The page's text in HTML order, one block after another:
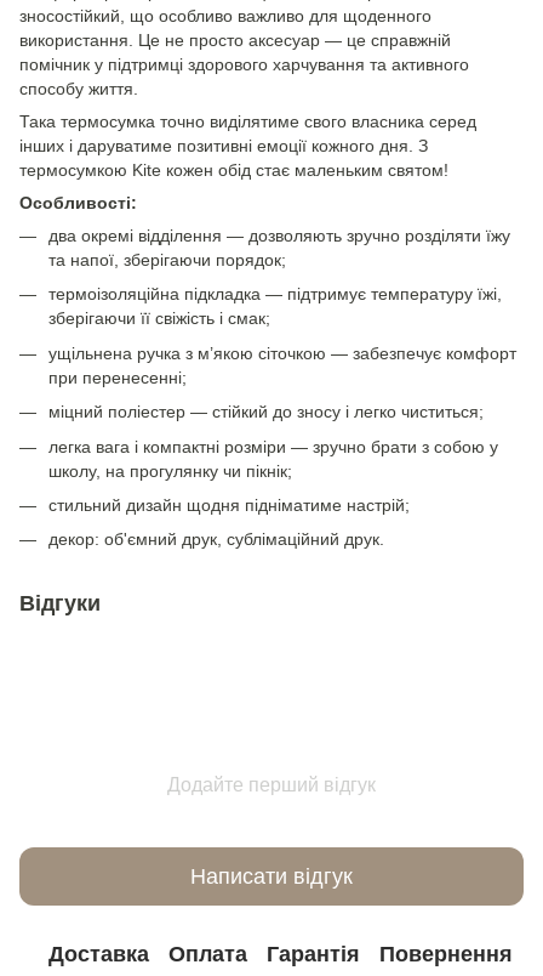
зносостійкий, що особливо важливо для щоденного
використання. Це не просто аксесуар — це справжній
помічник у підтримці здорового харчування та активного
способу життя.
Така термосумка точно виділятиме свого власника серед
інших і даруватиме позитивні емоції кожного дня. З
термосумкою Kite кожен обід стає маленьким святом!
Особливості:
два окремі відділення — дозволяють зручно розділяти їжу
та напої, зберігаючи порядок;
термоізоляційна підкладка — підтримує температуру їжі,
зберігаючи її свіжість і смак;
ущільнена ручка з м’якою сіточкою — забезпечує комфорт
при перенесенні;
міцний поліестер — стійкий до зносу і легко чиститься;
легка вага і компактні розміри — зручно брати з собою у
школу, на прогулянку чи пікнік;
стильний дизайн щодня підніматиме настрій;
декор: об'ємний друк, сублімаційний друк.
Відгуки
Додайте перший відгук
Написати відгук
Доставка Оплата Гарантія Повернення